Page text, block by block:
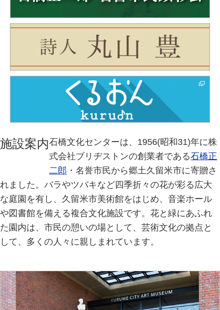
施設案内石橋文化センターは、1956(昭和31)年に株
式会社ブリヂストンの創業者である石橋正
二郎 ・名誉市民から郷土久留米市に寄贈さ
れました。バラやツバキなど四季折々の花が彩る広大
な庭園を有し、久留米市美術館をはじめ、音楽ホール
や図書館を備える複合文化施設です。花と緑にあふれ
た園内は、市民の憩いの場として、芸術文化の拠点と
して、多くの人々に親しまれています。